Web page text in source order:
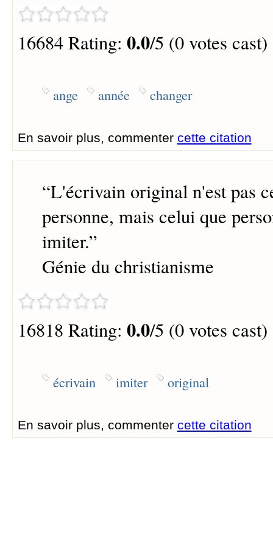
16684 Rating: 0.0/5 (0 votes cast)
ange année changer
En savoir plus, commenter cette citation
“L'écrivain original n'est pas
personne, mais celui que
imiter.”
Génie du christianisme
16818 Rating: 0.0/5 (0 votes cast)
écrivain imiter original
En savoir plus, commenter cette citation